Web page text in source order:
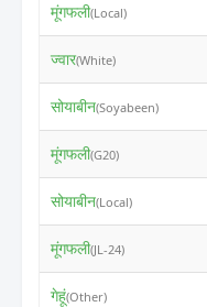
मूंगफली(Local)
ज्वार(White)
सोयाबीन(Soyabeen)
मूंगफली(G20)
सोयाबीन(Local)
मूंगफली(JL-24)
गेहूं(Other)